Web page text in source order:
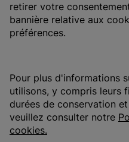
retirer votre
bannière relative aux
préférences.
Pour plus d'informations
utilisons, y compris leurs
durées de conservation
veuillez consulter notre
cookies.